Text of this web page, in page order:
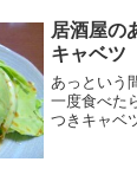
居酒屋の
キャベツ
あっという
一度食べた
つきキャベ